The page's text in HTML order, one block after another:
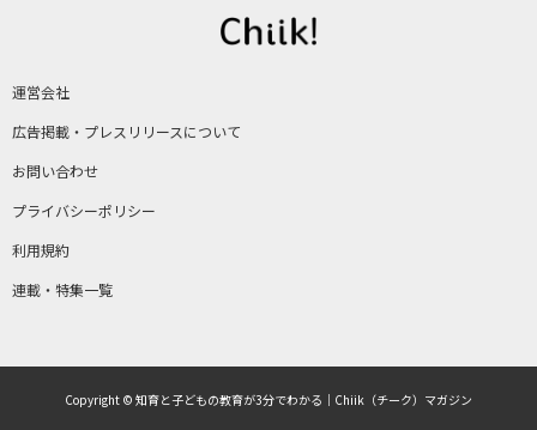
運営会社
広告掲載・プレスリリースについて
お問い合わせ
プライバシーポリシー
利用規約
連載・特集一覧
Copyright © 知育と子どもの教育が3分でわかる｜Chiik（チーク）マガジン